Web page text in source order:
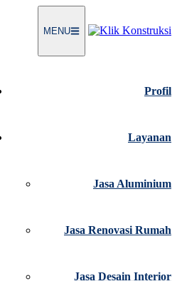
MENU
Profil
Layanan
Jasa Aluminium
Jasa Renovasi Rumah
Jasa Desain Interior